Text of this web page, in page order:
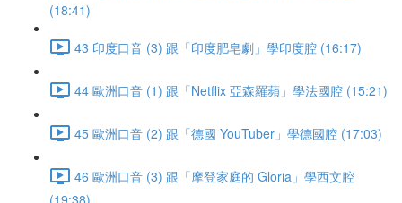
(18:41)
43 印度口音 (3) 跟「印度肥皂劇」學印度腔 (16:17)
44 歐洲口音 (1) 跟「Netflix 亞森羅蘋」學法國腔 (15:21)
45 歐洲口音 (2) 跟「德國 YouTuber」學德國腔 (17:03)
46 歐洲口音 (3) 跟「摩登家庭的 Gloria」學西文腔
(19:38)